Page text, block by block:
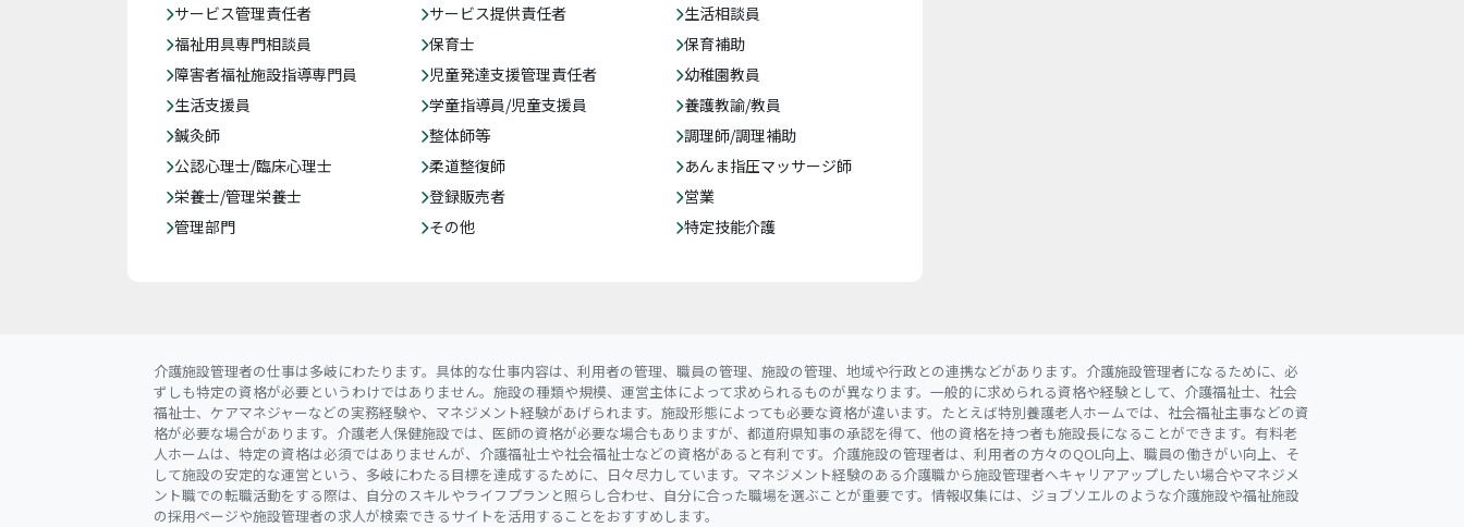
サービス管理責任者
サービス提供責任者
生活相談員
福祉用具専門相談員
保育士
保育補助
障害者福祉施設指導専門員
児童発達支援管理責任者
幼稚園教員
生活支援員
学童指導員/児童支援員
養護教諭/教員
鍼灸師
整体師等
調理師/調理補助
公認心理士/臨床心理士
柔道整復師
あんま指圧マッサージ師
栄養士/管理栄養士
登録販売者
営業
管理部門
その他 特定技能介護
介護施設管理者の仕事は多岐にわたります。具体的な仕事内容は、利用者の管理、職員の管理、施設の管理、地域や行政との連携などがあります。介護施設管理者になるために、必
ずしも特定の資格が必要というわけではありません。施設の種類や規模、運営主体によって求められるものが異なります。一般的に求められる資格や経験として、介護福祉士、社会
福祉士、ケアマネジャーなどの実務経験や、マネジメント経験があげられます。施設形態によっても必要な資格が違います。たとえば特別養護老人ホームでは、社会福祉主事などの資
格が必要な場合があります。介護老人保健施設では、医師の資格が必要な場合もありますが、都道府県知事の承認を得て、他の資格を持つ者も施設長になることができます。有料老
人ホームは、特定の資格は必須ではありませんが、介護福祉士や社会福祉士などの資格があると有利です。介護施設の管理者は、利用者の方々のQOL向上、職員の働きがい向上、そ
して施設の安定的な運営という、多岐にわたる目標を達成するために、日々尽力しています。マネジメント経験のある介護職から施設管理者へキャリアアップしたい場合やマネジメ
ント職での転職活動をする際は、自分のスキルやライフプランと照らし合わせ、自分に合った職場を選ぶことが重要です。情報収集には、ジョブソエルのような介護施設や福祉施設
の採用ページや施設管理者の求人が検索できるサイトを活用することをおすすめします。